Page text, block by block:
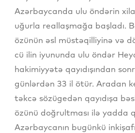
Azərbaycanda ulu öndərin
uğurla reallaşmağa başladı.
özünün əsl müstəqilliyinə və
cü ilin iyununda ulu öndər
hakimiyyətə qayıdışından
günlərdən 33 il ötür. Aradan
təkcə sözügedən qayıdışa
özünü doğrultması ilə yadda
Azərbaycanın bugünkü